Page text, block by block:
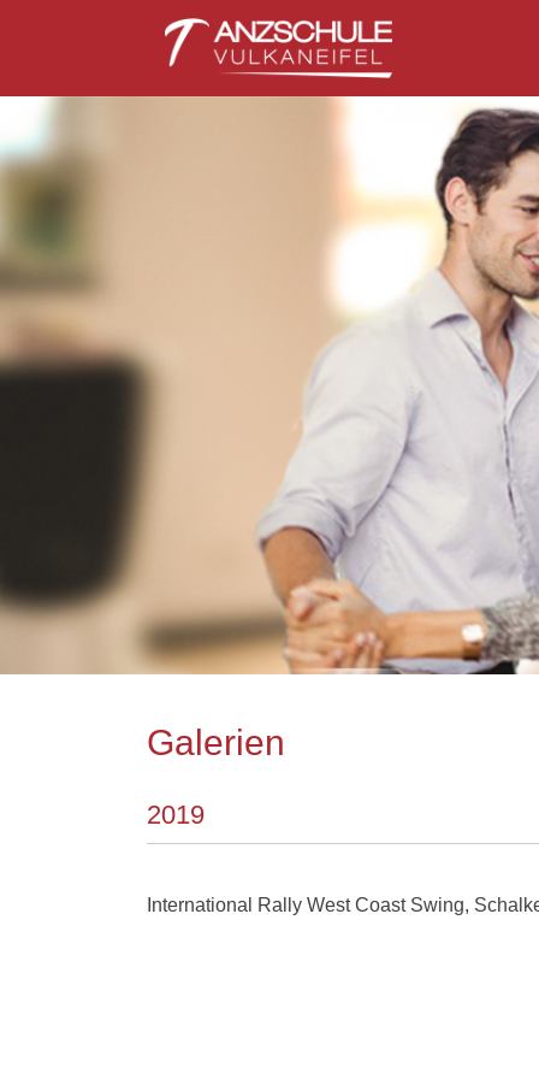
Galerien
2019
International Rally West Coast Swing,